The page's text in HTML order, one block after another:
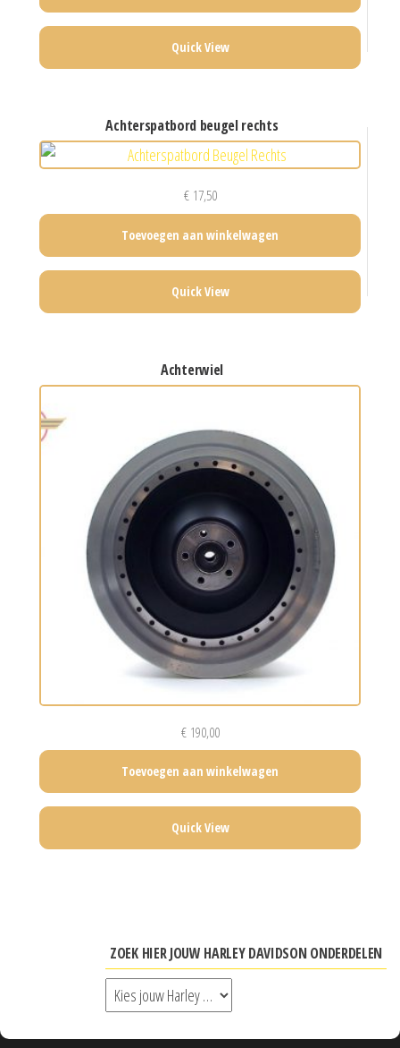
Quick View
achterspatbord beugel rechts
€17,50
Toevoegen aan winkelwagen
Quick View
achterwiel
€190,00
Toevoegen aan winkelwagen
Quick View
ZOEK HIER JOUW HARLEY DAVIDSON ONDERDELEN